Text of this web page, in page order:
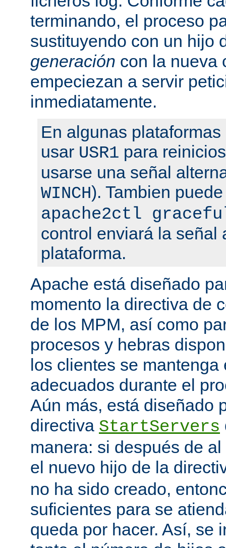
terminando, el proceso
sustituyendo con un hijo
generación con la nueva
empeciezan a servir
inmediatamente.
En algunas
usar USR1 para
usarse una señal
WINCH). Tambien
apache2ctl
control enviará la señal
plataforma.
Apache está diseñado
momento la directiva de
de los MPM, así como
procesos y hebras
los clientes se
adecuados durante el
Aún más, está diseñado
directiva StartServers
manera: si después de
el nuevo hijo de la
no ha sido creado,
suficientes para se
queda por hacer. Así, se